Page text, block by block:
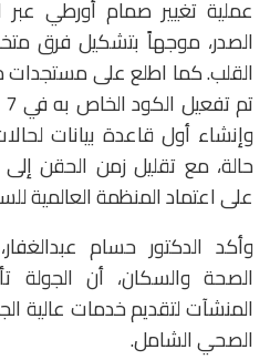
الصدر، موجهاً بتشكيل فرق
القلب. كما اطلع على مستجدات
على اعتماد المنظمة العالمية
وأكد الدكتور حسام
الصحة والسكان، أن الجولة
المنشآت لتقديم خدمات عالية
الصحي الشامل.